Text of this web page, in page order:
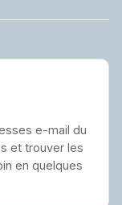
e-mail du
et trouver les
en quelques